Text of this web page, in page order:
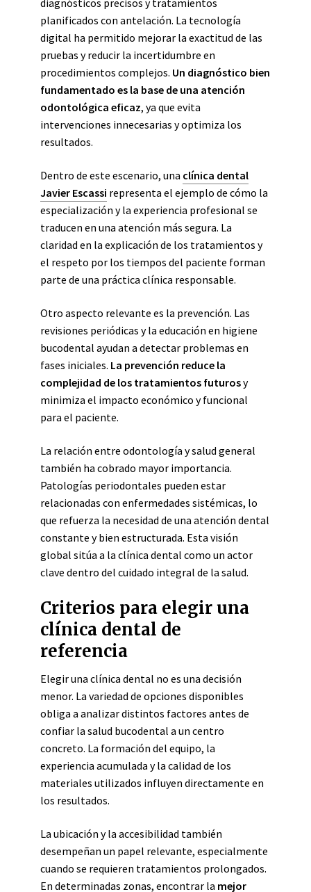
diagnósticos precisos y tratamientos
planificados con antelación. La tecnología
digital ha permitido mejorar la exactitud de las
pruebas y reducir la incertidumbre en
procedimientos complejos. Un diagnóstico bien
fundamentado es la base de una atención
odontológica eficaz, ya que evita
intervenciones innecesarias y optimiza los
resultados.
Dentro de este escenario, una clínica dental
Javier Escassi representa el ejemplo de cómo la
especialización y la experiencia profesional se
traducen en una atención más segura. La
claridad en la explicación de los tratamientos y
el respeto por los tiempos del paciente forman
parte de una práctica clínica responsable.
Otro aspecto relevante es la prevención. Las
revisiones periódicas y la educación en higiene
bucodental ayudan a detectar problemas en
fases iniciales. La prevención reduce la
complejidad de los tratamientos futurosy
minimiza el impacto económico y funcional
para el paciente.
La relación entre odontología y salud general
también ha cobrado mayor importancia.
Patologías periodontales pueden estar
relacionadas con enfermedades sistémicas, lo
que refuerza la necesidad de una atención dental
constante y bien estructurada. Esta visión
global sitúa a la clínica dental como un actor
clave dentro del cuidado integral de la salud.
Criterios para elegir una
clínica dental de
referencia
Elegir una clínica dental no es una decisión
menor. La variedad de opciones disponibles
obliga a analizar distintos factores antes de
confiar la salud bucodental a un centro
concreto. La formación del equipo, la
experiencia acumulada y la calidad de los
materiales utilizados influyen directamente en
los resultados.
La ubicación y la accesibilidad también
desempeñan un papel relevante, especialmente
cuando se requieren tratamientos prolongados.
En determinadas zonas, encontrar la mejor